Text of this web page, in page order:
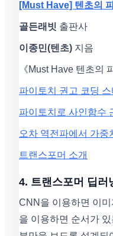
[Must Have] 텐초의
골든래빗 출판사
이종민(텐초) 지음
《Must Have 텐초의
파이토치 권고 코딩 스
파이토치로 사인함수
오차 역전파에서 가중
트랜스포머 소개
4. 트랜스포머 딥러
CNN을 이용하면 이
을 이용하면 순서가